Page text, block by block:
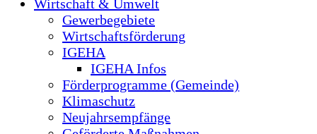
Wirtschaft & Umwelt
Gewerbegebiete
Wirtschaftsförderung
IGEHA
IGEHA Infos
Förderprogramme (Gemeinde)
Klimaschutz
Neujahrsempfänge